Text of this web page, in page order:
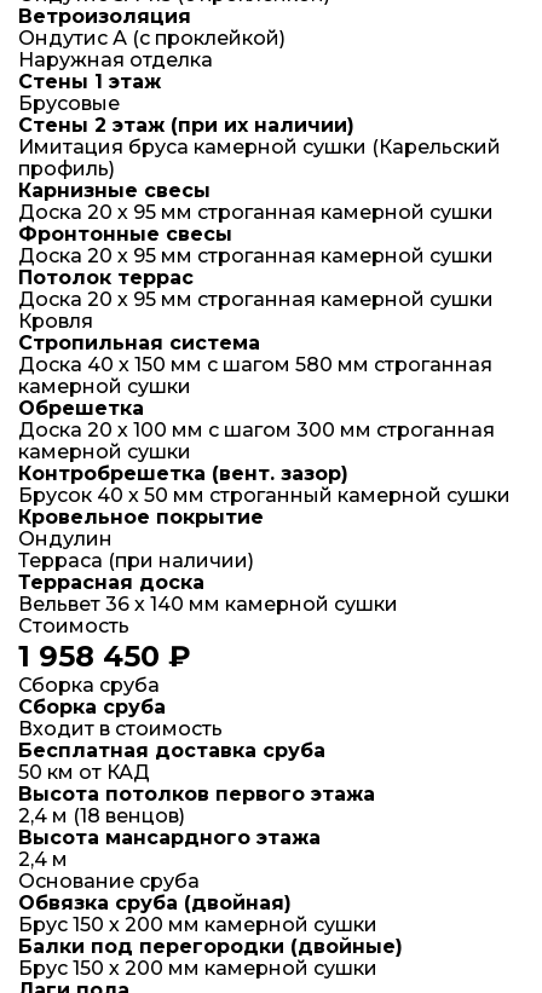
Ветроизоляция
Ондутис А (с проклейкой)
Наружная отделка
Стены 1 этаж
Брусовые
Стены 2 этаж (при их наличии)
Имитация бруса камерной сушки (Карельский
профиль)
Карнизные свесы
Доска 20 х 95 мм строганная камерной сушки
Фронтонные свесы
Доска 20 х 95 мм строганная камерной сушки
Потолок террас
Доска 20 х 95 мм строганная камерной сушки
Кровля
Стропильная система
Доска 40 х 150 мм с шагом 580 мм строганная
камерной сушки
Обрешетка
Доска 20 х 100 мм с шагом 300 мм строганная
камерной сушки
Контробрешетка (вент. зазор)
Брусок 40 х 50 мм строганный камерной сушки
Кровельное покрытие
Ондулин
Терраса (при наличии)
Террасная доска
Вельвет 36 х 140 мм камерной сушки
Стоимость
1 958 450 ₽
Сборка сруба
Сборка сруба
Входит в стоимость
Бесплатная доставка сруба
50 км от КАД
Высота потолков первого этажа
2,4 м (18 венцов)
Высота мансардного этажа
2,4 м
Основание сруба
Обвязка сруба (двойная)
Брус 150 х 200 мм камерной сушки
Балки под перегородки (двойные)
Брус 150 х 200 мм камерной сушки